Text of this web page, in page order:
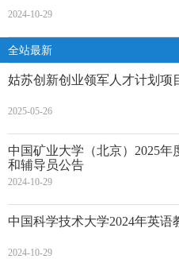
2024-10-29
全站最新
姑苏创新创业领军人才计划项
2025-05-26
中国矿业大学（北京）2025年
和辅导员公告
2024-10-29
中国科学技术大学2024年英语
2024-10-29